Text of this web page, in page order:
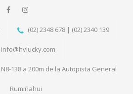
(02) 2348 678 | (02) 2340 139
info@hvlucky.com
138 a 200m de la Autopista General
Rumiñahui